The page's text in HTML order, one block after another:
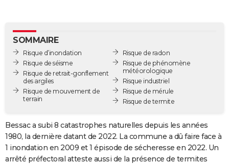
GUIDES D'ACHAT
BONS PLANS
CARTE DE VOEUX
Carte de Noël
Carte Bonne année
Carte Saint-Valentin
Carte Pâques
Carte d'anniversaire
DICTIONNAIRE
COPAINS D'AVANT
S'inscrire
Se connecter
Lycées
Collèges
Primaires
Universités
Entreprises
Service militaire
Avis de recherche
AVIS DE DÉCÈS
SOMMAIRE
Risque d’inondation
Risque de séisme
Risque de retrait-gonflement
des argiles
Risque de mouvement de
terrain
Risque de radon
Risque de phénomène
météorologique
Risque industriel
Risque de mérule
Risque de termite
Bessac a subi 8 catastrophes naturelles depuis les années
1980, la dernière datant de 2022. La commune a dû faire face à
1 inondation en 2009 et 1 épisode de sécheresse en 2022. Un
arrêté préfectoral atteste aussi de la présence de termites